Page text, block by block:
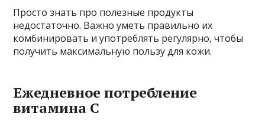
Просто знать про полезные продукты
недостаточно. Важно уметь правильно их
комбинировать и употреблять регулярно, чтобы
получить максимальную пользу для кожи.
Ежедневное потребление
витамина С